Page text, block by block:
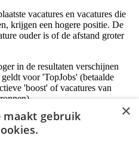
vacatures en vacatures die
krijgen een hogere positie. De
ouder is of de afstand groter
in de resultaten verschijnen
voor 'TopJobs' (betaalde
'boost' of vacatures van
×
maakt gebruik